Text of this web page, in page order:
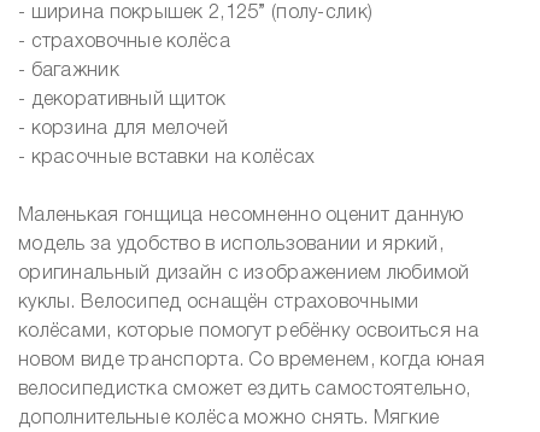
- ширина покрышек 2,125” (полу-слик)
- страховочные колёса
- багажник
- декоративный щиток
- корзина для мелочей
- красочные вставки на колёсах
Маленькая гонщица несомненно оценит данную
модель за удобство в использовании и яркий,
оригинальный дизайн с изображением любимой
куклы. Велосипед оснащён страховочными
колёсами, которые помогут ребёнку освоиться на
новом виде транспорта. Со временем, когда юная
велосипедистка сможет ездить самостоятельно,
дополнительные колёса можно снять. Мягкие